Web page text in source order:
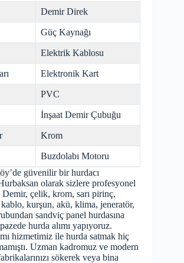
Demir Direk
Güç Kaynağı
Elektrik Kablosu
Elektronik Kart
PVC
İnşaat Demir Çubuğu
Krom
Buzdolabı Motoru
güvenilir bir hurdacı
Hurbaksan olarak sizlere profesyonel
çelik, krom, sarı pirinç,
kurşun, akü, klima, jeneratör,
sandviç panel hurdasına
hurda alımı yapıyoruz.
hizmetimiz ile hurda satmak hiç
Uzman kadromuz ve modern
sökerek veya bina